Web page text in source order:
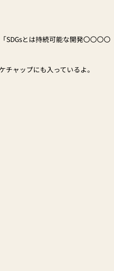
とは持続可能な開発〇〇〇〇
ャップにも入っているよ。